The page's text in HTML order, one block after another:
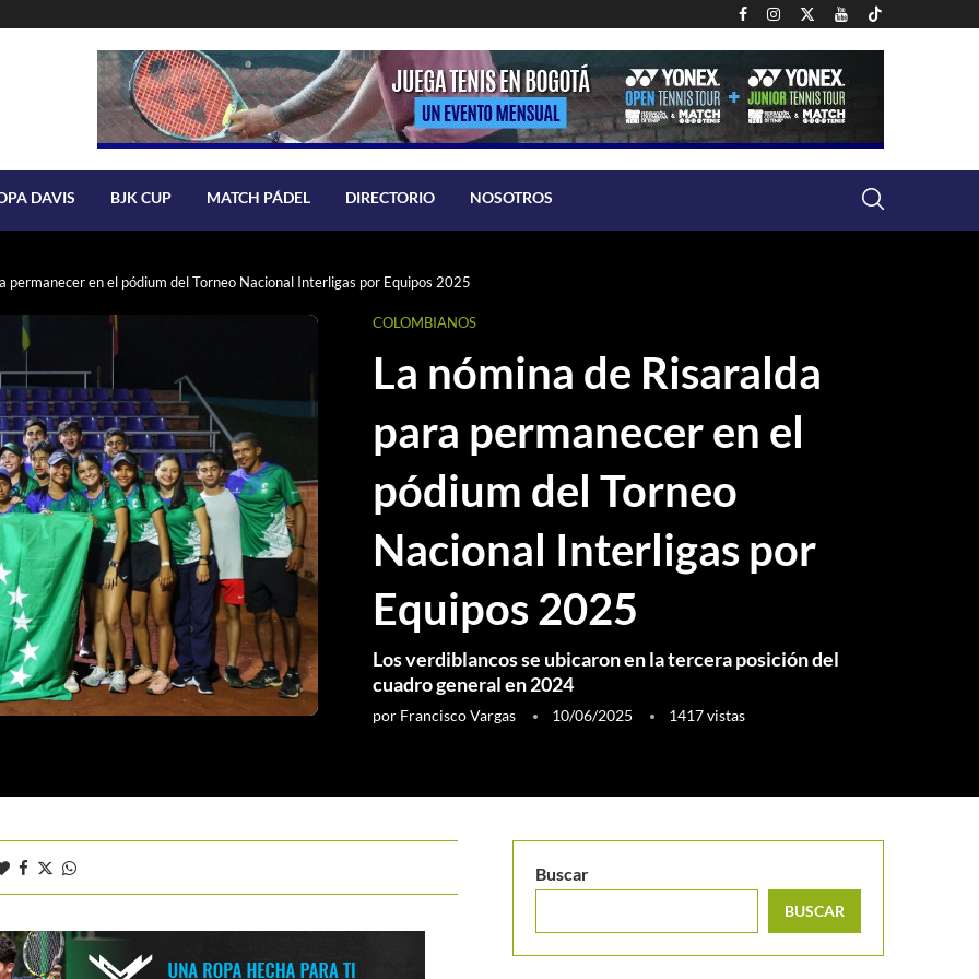
DAVIS BJK CUP MATCH PÁDEL DIRECTORIO NOSOTROS
permanecer en el pódium del Torneo Nacional Interligas por Equipos 2025
COLOMBIANOS
La nómina de Risaralda
para permanecer en el
pódium del Torneo
Nacional Interligas por
Equipos 2025
Los verdiblancos se ubicaron en la tercera posición del
cuadro general en 2024
por Francisco Vargas 10/06/2025 1417vistas
Buscar
BUSCAR